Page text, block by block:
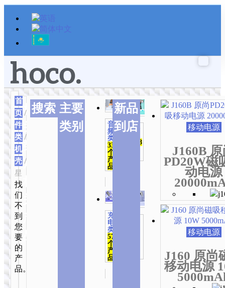
跳
相
关
类
别
关
产
品
首
页 / 配
件
类 /
机
壳 / 三
星
找
们
不
到
您
要
的
产
品。
搜索 主要
类别
音
频
类
334
个
产
品
配件
1,048
充
电
类
571
个
产
品
新品
到店
移动电源
J160B
PD20W磁
动电源
本
产
品
多
种
变
体。
可
在
产
品
页
上
选
择
这
移动电源
J160 原尚
移动电源
本
产
品
多
种
变
体。
可
在
产
品
页
上
选
择
这
本
产
品
多
种
变
体。
可
在
产
品
页
上
选
择
这